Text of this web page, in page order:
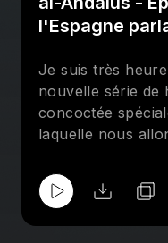
l'Espagne
Je suis très
nouvelle série de
concoctée
laquelle nous
Ibérique qui, du
la fin du XVe